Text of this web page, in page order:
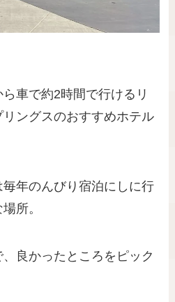
車で約2時間で行けるリ
ングスのおすすめホテル
年のんびり宿泊にしに行
所。
良かったところをピック